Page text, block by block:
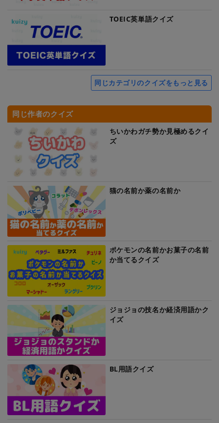
TOEIC英単語クイズ
同じカテゴリのクイズをもっと見る
同じ作者のクイズ
ちいかわガチ勢か見極めるクイ
ズ
猫の名前か薬の名前か
ポケモンの名前かお菓子の名前
か当てるクイズ
ジョジョの技名か経済用語かク
イズ
BL用語クイズ